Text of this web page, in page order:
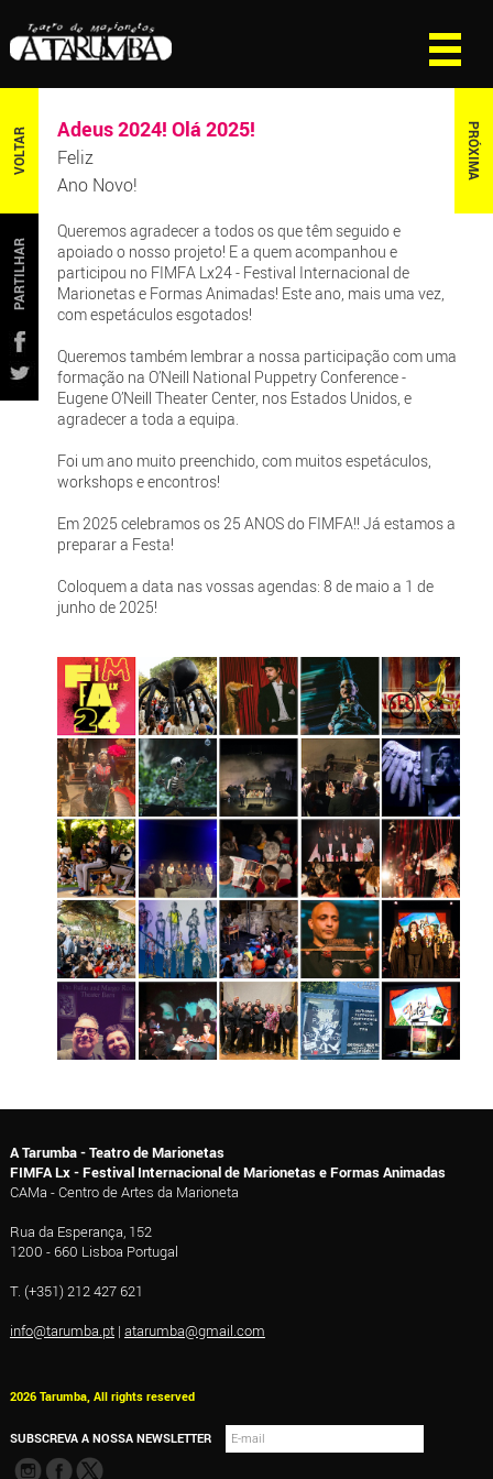
VOLTAR PRÓXIMA
PARTILHAR
Adeus 2024! Olá 2025!
Feliz
Ano Novo!
Queremos agradecer a todos os que têm seguido e
apoiado o nosso projeto! E a quem acompanhou e
participou no FIMFA Lx24 - Festival Internacional de
Marionetas e Formas Animadas! Este ano, mais uma vez,
com espetáculos esgotados!
Queremos também lembrar a nossa participação com uma
formação na O’Neill National Puppetry Conference -
Eugene O’Neill Theater Center, nos Estados Unidos, e
agradecer a toda a equipa.
Foi um ano muito preenchido, com muitos espetáculos,
workshops e encontros!
Em 2025 celebramos os 25 ANOS do FIMFA!! Já estamos a
preparar a Festa!
Coloquem a data nas vossas agendas: 8 de maio a 1 de
junho de 2025!
A Tarumba - Teatro de Marionetas
FIMFA Lx - Festival Internacional de Marionetas e Formas Animadas
CAMa - Centro de Artes da Marioneta
Rua da Esperança, 152
1200 - 660 Lisboa Portugal
T. (+351) 212 427 621
info@tarumba.pt| atarumba@gmail.com
2026 Tarumba, All rights reserved
SUBSCREVA A NOSSA NEWSLETTER